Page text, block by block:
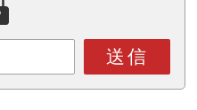
送信